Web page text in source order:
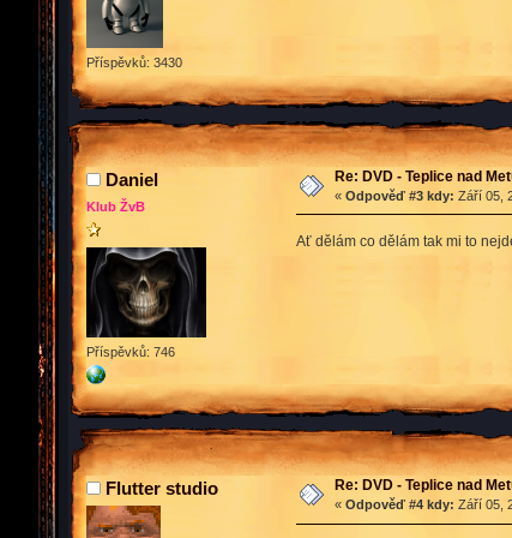
Příspěvků: 3430
Daniel
Klub ŽvB
Příspěvků: 746
Re: DVD - Teplice nad
« Odpověď #3 kdy: Září 05,
Ať dělám co dělám tak mi to
Flutter studio Re: DVD - Teplice nad
« Odpověď #4 kdy: Září 05,